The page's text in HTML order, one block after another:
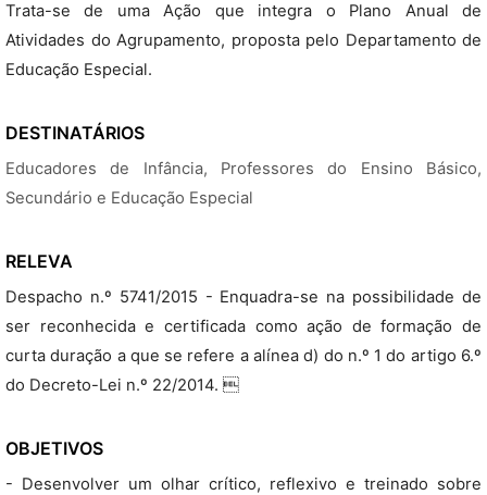
Trata-se de uma Ação que integra o Plano Anual de
Atividades do Agrupamento, proposta pelo Departamento de
Educação Especial.
DESTINATÁRIOS
Educadores de Infância, Professores do Ensino Básico,
Secundário e Educação Especial
RELEVA
Despacho n.º 5741/2015 - Enquadra-se na possibilidade de
ser reconhecida e certificada como ação de formação de
curta duração a que se refere a alínea d) do n.º 1 do artigo 6.º
do Decreto-Lei n.º 22/2014. 
OBJETIVOS
- Desenvolver um olhar crítico, reflexivo e treinado sobre